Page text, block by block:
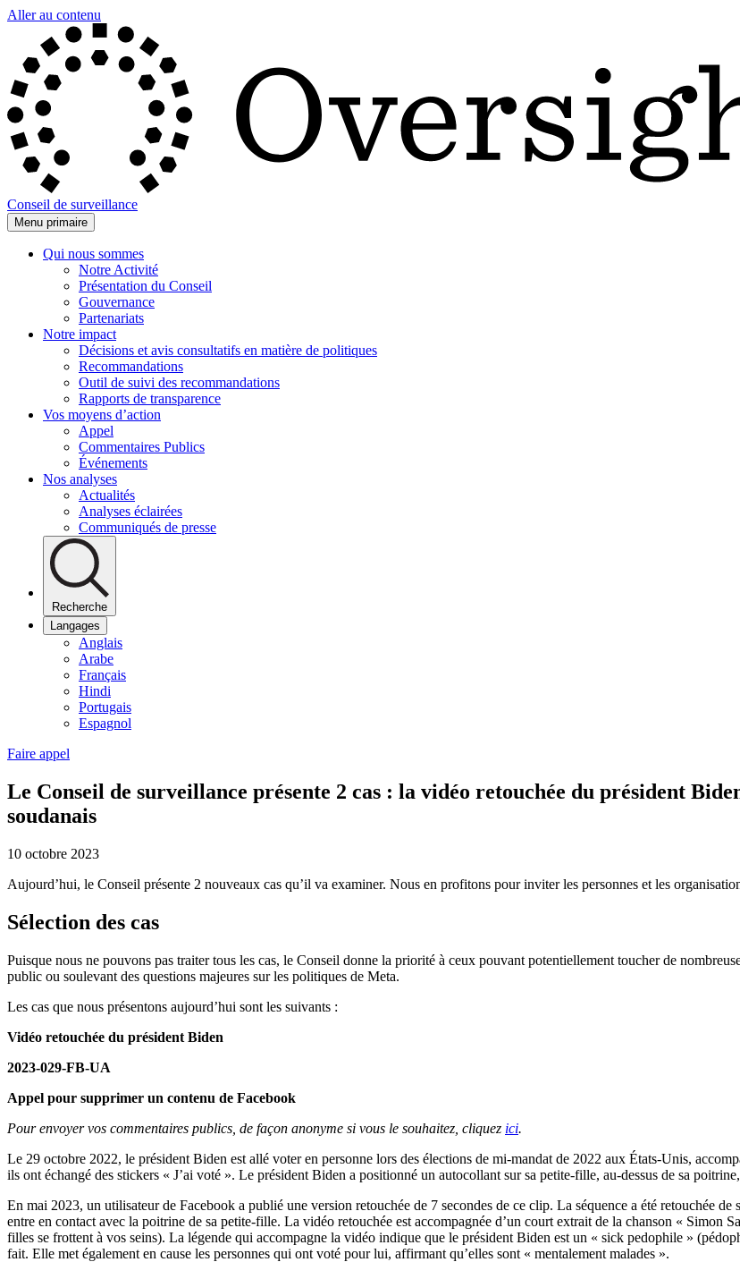
Aller au contenu
Conseil de surveillance
Menu primaire
Qui nous sommes
Notre Activité
Présentation du Conseil
Gouvernance
Partenariats
Notre impact
Décisions et avis consultatifs en matière de politiques
Recommandations
Outil de suivi des recommandations
Rapports de transparence
Vos moyens d’action
Appel
Commentaires Publics
Événements
Nos analyses
Actualités
Analyses éclairées
Communiqués de presse
Recherche
Langages
Anglais
Arabe
Français
Hindi
Portugais
Espagnol
Faire appel
Le Conseil de surveillance présente 2 cas : la vidéo retouchée du président
soudanais
10 octobre 2023
Aujourd’hui, le Conseil présente 2 nouveaux cas qu’il va examiner. Nous en profitons pour inviter les personnes et les
Sélection des cas
Puisque nous ne pouvons pas traiter tous les cas, le Conseil donne la priorité à ceux pouvant potentiellement toucher de
public ou soulevant des questions majeures sur les politiques de Meta.
Les cas que nous présentons aujourd’hui sont les suivants :
Vidéo retouchée du président Biden
2023-029-FB-UA
Appel pour supprimer un contenu de Facebook
Pour envoyer vos commentaires publics, de façon anonyme si vous le souhaitez, cliquez ici.
Le 29 octobre 2022, le président Biden est allé voter en personne lors des élections de mi-mandat de 2022 aux États-Unis,
ils ont échangé des stickers « J’ai voté ». Le président Biden a positionné un autocollant sur sa petite-fille, au-dessus de sa
En mai 2023, un utilisateur de Facebook a publié une version retouchée de 7 secondes de ce clip. La séquence a été retouchée
entre en contact avec la poitrine de sa petite-fille. La vidéo retouchée est accompagnée d’un court extrait de la chanson « Simon
filles se frottent à vos seins). La légende qui accompagne la vidéo indique que le président Biden est un « sick pedophile »
fait. Elle met également en cause les personnes qui ont voté pour lui, affirmant qu’elles sont « mentalement malades ».